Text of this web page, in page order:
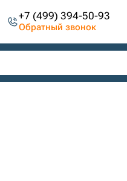
+7 (499) 394-50-93
Обратный звонок